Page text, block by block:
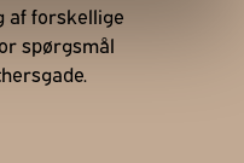
af forskellige
spørgsmål